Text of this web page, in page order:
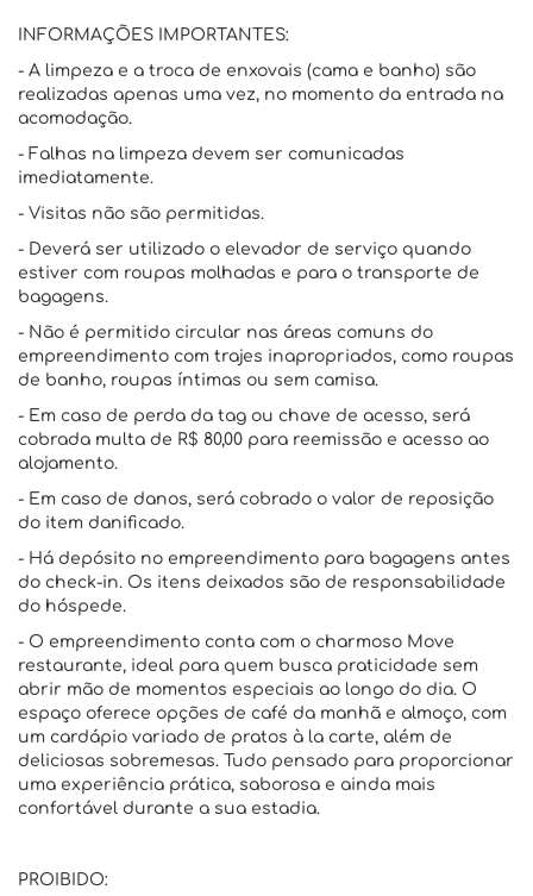
INFORMAÇÕES IMPORTANTES:
- A limpeza e a troca de enxovais (cama e banho) são
realizadas apenas uma vez, no momento da entrada na
acomodação.
- Falhas na limpeza devem ser comunicadas
imediatamente.
- Visitas não são permitidas.
- Deverá ser utilizado o elevador de serviço quando
estiver com roupas molhadas e para o transporte de
bagagens.
- Não é permitido circular nas áreas comuns do
empreendimento com trajes inapropriados, como roupas
de banho, roupas íntimas ou sem camisa.
- Em caso de perda da tag ou chave de acesso, será
cobrada multa de R$ 80,00 para reemissão e acesso ao
alojamento.
- Em caso de danos, será cobrado o valor de reposição
do item danificado.
- Há depósito no empreendimento para bagagens antes
do check-in. Os itens deixados são de responsabilidade
do hóspede.
- O empreendimento conta com o charmoso Move
restaurante, ideal para quem busca praticidade sem
abrir mão de momentos especiais ao longo do dia. O
espaço oferece opções de café da manhã e almoço, com
um cardápio variado de pratos à la carte, além de
deliciosas sobremesas. Tudo pensado para proporcionar
uma experiência prática, saborosa e ainda mais
confortável durante a sua estadia.
PROIBIDO: